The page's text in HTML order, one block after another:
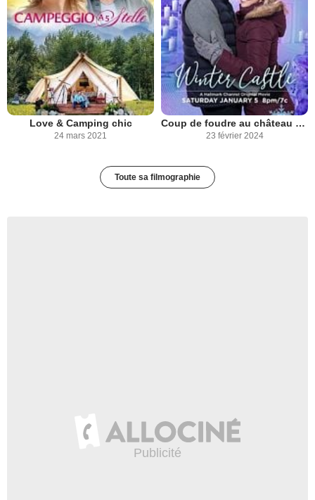
Love & Camping chic
24 mars 2021
Coup de foudre au château de glace
23 février 2024
Toute sa filmographie